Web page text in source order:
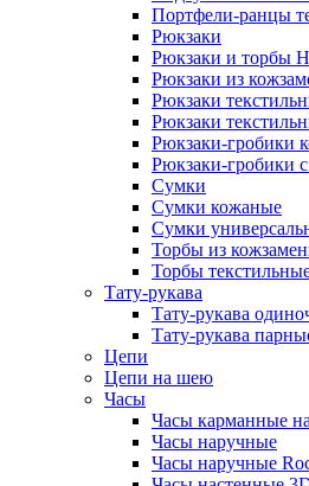
Портфели-ранцы
Рюкзаки
Рюкзаки и торбы
Рюкзаки из
Рюкзаки
Рюкзаки
Рюкзаки-гробики
Рюкзаки-гробики
Сумки
Сумки кожаные
Сумки
Торбы из
Торбы
Тату-рукава
Тату-рукава
Тату-рукава
Цепи
Цепи на шею
Часы
Часы карманные
Часы наручные
Часы наручные